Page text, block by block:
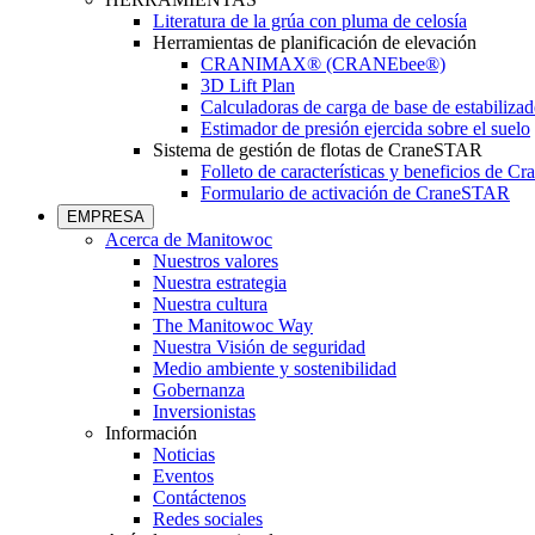
Literatura de la grúa con pluma de celosía
Herramientas de planificación de elevación
CRANIMAX® (CRANEbee®)
3D Lift Plan
Calculadoras de carga de base de
Estimador de presión ejercida sobre el suelo
Sistema de gestión de flotas de CraneSTAR
Folleto de características y beneficios de
Formulario de activación de CraneSTAR
EMPRESA
Acerca de Manitowoc
Nuestros valores
Nuestra estrategia
Nuestra cultura
The Manitowoc Way
Nuestra Visión de seguridad
Medio ambiente y sostenibilidad
Gobernanza
Inversionistas
Información
Noticias
Eventos
Contáctenos
Redes sociales